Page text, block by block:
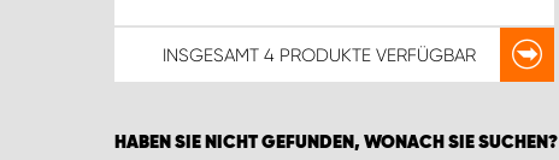
INSGESAMT 4 PRODUKTEVERFÜGBAR
HABEN SIE NICHT GEFUNDEN, WONACH SIE SUCHEN?